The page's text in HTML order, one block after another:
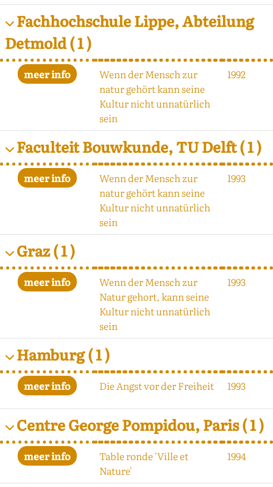
Fachhochschule Lippe, Abteilung
Detmold( 1 )
Wenn der Mensch zur
natur gehört kann seine
Kultur nicht unnatürlich
sein
1992
Faculteit Bouwkunde, TU Delft( 1 )
Wenn der Mensch zur
natur gehört kann seine
Kultur nicht unnatürlich
sein
1993
Graz( 1 )
Wenn der Mensch zur
Natur gehort, kann seine
Kultur nicht unnatürlich
sein
1993
Hamburg( 1 )
Die Angst vor der Freiheit 1993
Centre George Pompidou, Paris( 1 )
Table ronde 'Ville et
Nature'
1994